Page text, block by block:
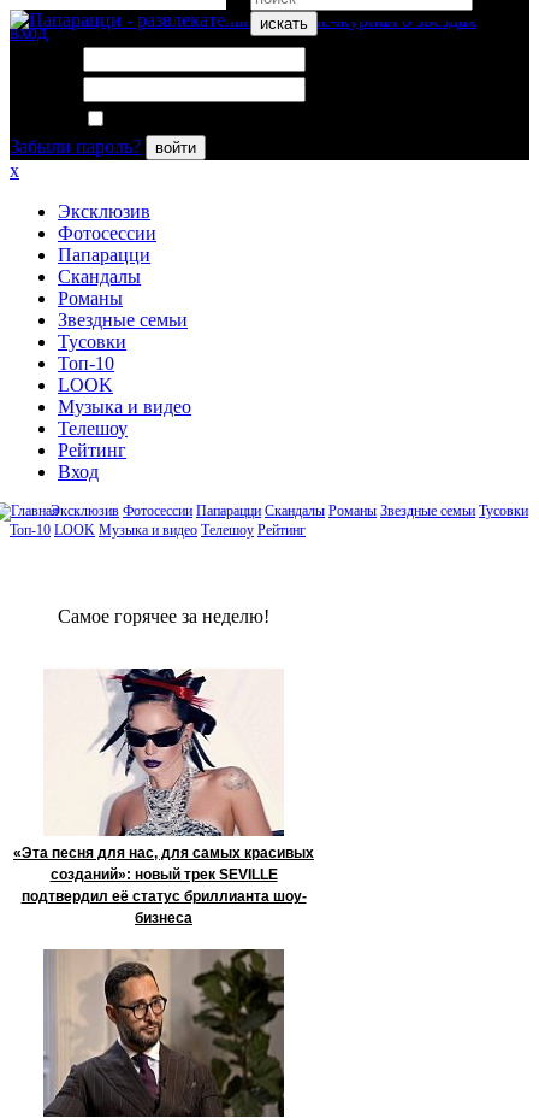
искать
вход
Забыли пароль?
войти
x
Эксклюзив
Фотосессии
Папарацци
Скандалы
Романы
Звездные семьи
Тусовки
Топ-10
LOOK
Музыка и видео
Телешоу
Рейтинг
Вход
Эксклюзив Фотосессии Папарацци Скандалы Романы Звездные семьи Тусовки
Топ-10 LOOK Музыка и видео Телешоу Рейтинг
Сaмое гoрячее за неделю!
«Эта песня для нас, для самых красивых
созданий»: новый трек SEVILLE
подтвердил её статус бриллианта шоу-
бизнеса